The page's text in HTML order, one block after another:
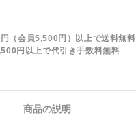
（会員5,500円）以上で送料無料
円以上で代引き手数料無料
商品の説明